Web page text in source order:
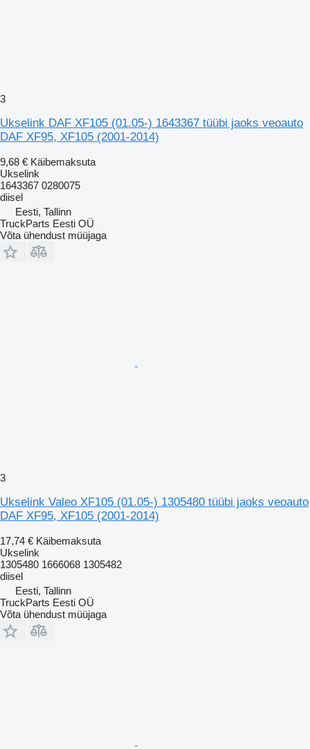
3
Ukselink DAF XF105 (01.05-) 1643367 tüübi jaoks veoauto
DAF XF95, XF105 (2001-2014)
9,68 € Käibemaksuta
Ukselink
1643367 0280075
diisel
Eesti, Tallinn
TruckParts Eesti OÜ
Võta ühendust müüjaga
3
Ukselink Valeo XF105 (01.05-) 1305480 tüübi jaoks veoauto
DAF XF95, XF105 (2001-2014)
17,74 € Käibemaksuta
Ukselink
1305480 1666068 1305482
diisel
Eesti, Tallinn
TruckParts Eesti OÜ
Võta ühendust müüjaga